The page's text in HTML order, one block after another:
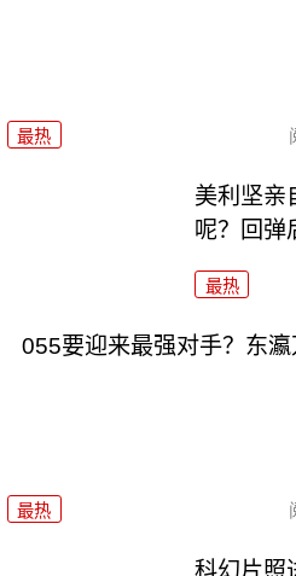
最热
美利坚亲
呢？回弹
最热
055要迎来最强对手？东瀛
最热
科幻片照